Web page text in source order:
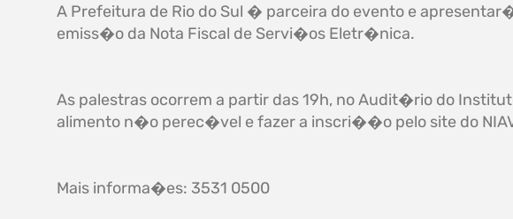
A Prefeitura de Rio do Sul � parceira do evento e
emiss�o da Nota Fiscal de Servi�os Eletr�nica.
As palestras ocorrem a partir das 19h, no Audit�rio do
alimento n�o perec�vel e fazer a inscri��o pelo site do
Mais informa�es: 3531 0500